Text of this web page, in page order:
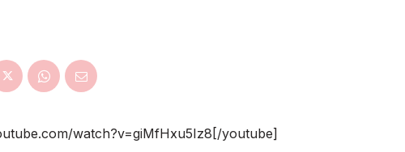
watch?v=giMfHxu5Iz8[/youtube]